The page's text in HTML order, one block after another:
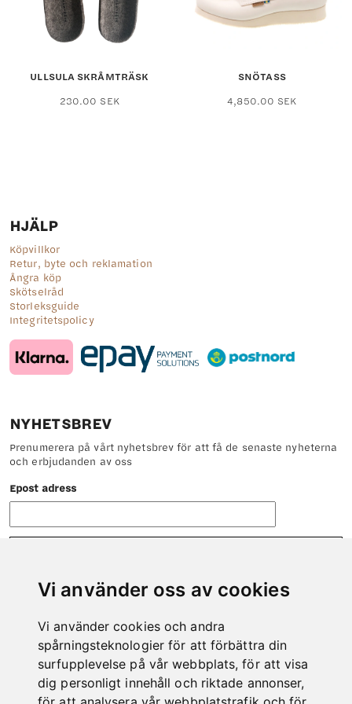
Vi använder oss av cookies
Vi använder cookies och andra
spårningsteknologier för att förbättra din
surfupplevelse på vår webbplats, för att visa
dig personligt innehåll och riktade annonser,
väljas
på
produktsidan
väljas
på
ULLSULA SKRÅMTRÄSK
230.00 SEKDen
produktsidan
SNÖTASS
4,850.00 SEK
HJÄLP
Köpvillkor
Retur, byte och reklamation
Ångra köp
Skötselråd
Storleksguide
Integritetspolicy
NYHETSBREV
Prenumerera på vårt nyhetsbrev för att få de senaste nyheterna
och erbjudanden av oss
Epost adress
KONTAKT
Tveka inte att höra av dig till oss om det är något vi kan hjälpa
dig med.
Telefon: 0978-600 00